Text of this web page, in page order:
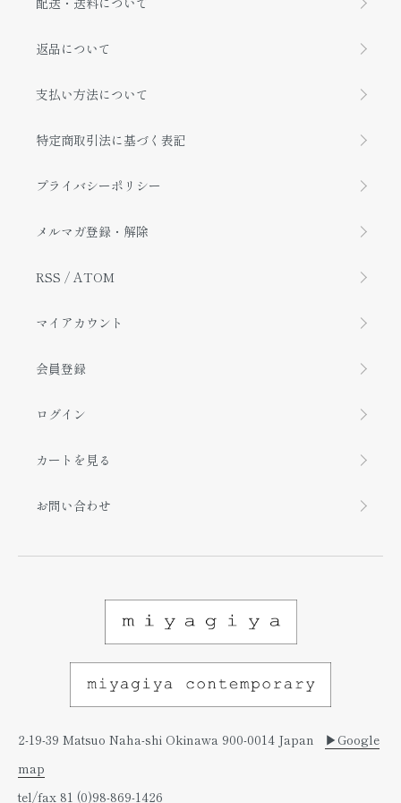
返品について
支払い方法について
特定商取引法に基づく表記
プライバシーポリシー
メルマガ登録・解除
RSS / ATOM
マイアカウント
会員登録
ログイン
カートを見る
お問い合わせ
2-19-39 Matsuo Naha-shi Okinawa 900-0014 Japan ▶︎Google
map
tel/fax 81 (0)98-869-1426